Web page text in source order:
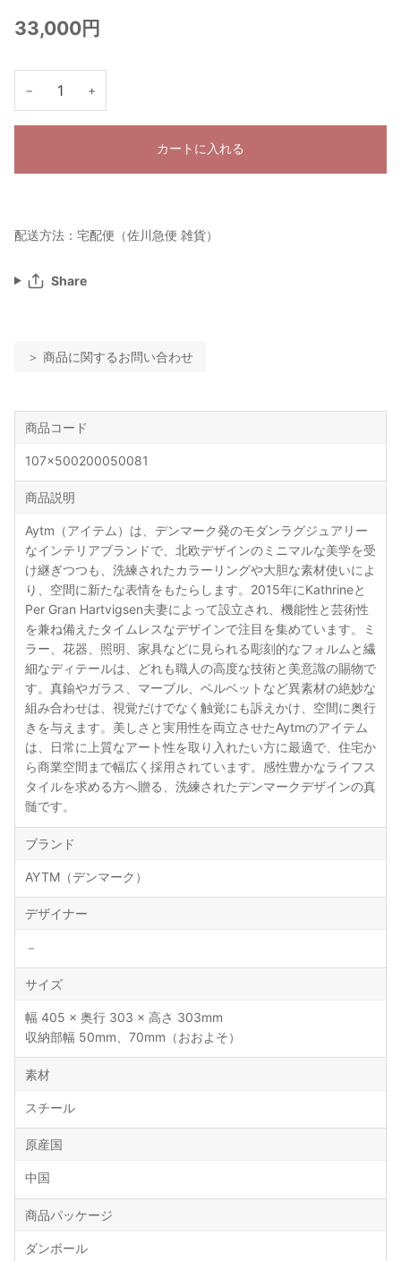
33,000円
− +
カートに入れる
配送方法：宅配便（佐川急便 雑貨）
Share
＞ 商品に関するお問い合わせ
商品コード
107x500200050081
商品説明
Aytm（アイテム）は、デンマーク発のモダンラグジュアリー
なインテリアブランドで、北欧デザインのミニマルな美学を受
け継ぎつつも、洗練されたカラーリングや大胆な素材使いによ
り、空間に新たな表情をもたらします。2015年にKathrineと
Per Gran Hartvigsen夫妻によって設立され、機能性と芸術性
を兼ね備えたタイムレスなデザインで注目を集めています。ミ
ラー、花器、照明、家具などに見られる彫刻的なフォルムと繊
細なディテールは、どれも職人の高度な技術と美意識の賜物で
す。真鍮やガラス、マーブル、ベルベットなど異素材の絶妙な
組み合わせは、視覚だけでなく触覚にも訴えかけ、空間に奥行
きを与えます。美しさと実用性を両立させたAytmのアイテム
は、日常に上質なアート性を取り入れたい方に最適で、住宅か
ら商業空間まで幅広く採用されています。感性豊かなライフス
タイルを求める方へ贈る、洗練されたデンマークデザインの真
髄です。
ブランド
AYTM（デンマーク）
デザイナー
－
サイズ
幅 405 × 奥行 303 × 高さ 303mm
収納部幅 50mm、70mm（おおよそ）
素材
スチール
原産国
中国
商品パッケージ
ダンボール